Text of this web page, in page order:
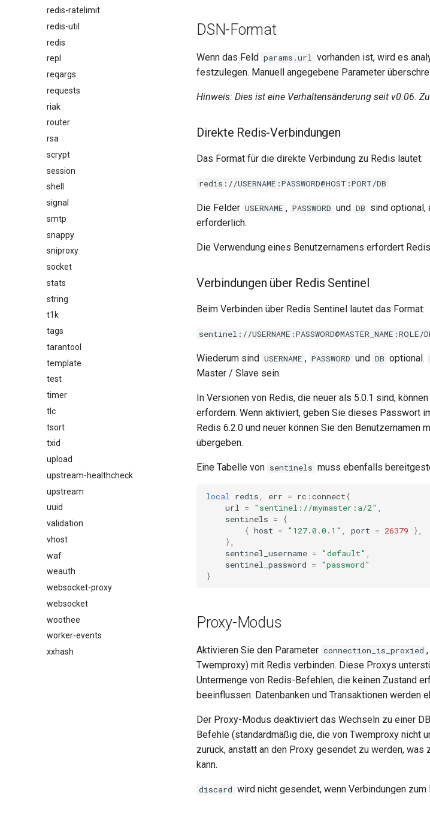
redis-ratelimit
redis-util
redis
repl
reqargs
requests
riak
router
rsa
scrypt
session
shell
signal
smtp
snappy
sniproxy
socket
stats
string
t1k
tags
tarantool
template
test
timer
tlc
tsort
txid
upload
upstream-healthcheck
upstream
uuid
validation
vhost
waf
weauth
websocket-proxy
websocket
woothee
worker-events
xxhash
DSN-Format
Wenn das Feld params.url vorhanden ist, wird es
festzulegen. Manuell angegebene Parameter
Hinweis: Dies ist eine Verhaltensänderung seit v0.06.
Direkte Redis-Verbindungen
Das Format für die direkte Verbindung zu Redis lautet:
redis://USERNAME:PASSWORD@HOST:PORT/DB
Die Felder USERNAME , PASSWORD und DB sind optional,
erforderlich.
Die Verwendung eines Benutzernamens erfordert
Verbindungen über Redis Sentinel
Beim Verbinden über Redis Sentinel lautet das Format:
sentinel://USERNAME:PASSWORD@MASTER_NAME:ROLE/
Wiederum sind USERNAME , PASSWORD und DB optional.
Master / Slave sein.
In Versionen von Redis, die neuer als 5.0.1 sind,
erfordern. Wenn aktiviert, geben Sie dieses Passwort
Redis 6.2.0 und neuer können Sie den Benutzernamen
übergeben.
Eine Tabelle von sentinels muss ebenfalls
local redis err = rc :connect{
url
= "sentinel://mymaster:a/2"
sentinels =
{
{ host = "127.0.0.1" port = 26379
},
},
sentinel_username = "default"
sentinel_password =
"password"
}
Proxy-Modus
Aktivieren Sie den Parameter connection_is_proxied
Twemproxy) mit Redis verbinden. Diese Proxys
Untermenge von Redis-Befehlen, die keinen Zustand
beeinflussen. Datenbanken und Transaktionen werden
Der Proxy-Modus deaktiviert das Wechseln zu einer
Befehle (standardmäßig die, die von Twemproxy nicht
zurück, anstatt an den Proxy gesendet zu werden, was
kann.
discard wird nicht gesendet, wenn Verbindungen